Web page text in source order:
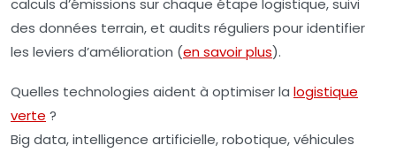
calculs d’émissions sur chaque étape logistique, suivi
des données terrain, et audits réguliers pour identifier
les leviers d’amélioration (en savoir plus).
Quelles technologies aident à optimiser la logistique
verte ?
Big data, intelligence artificielle, robotique, véhicules